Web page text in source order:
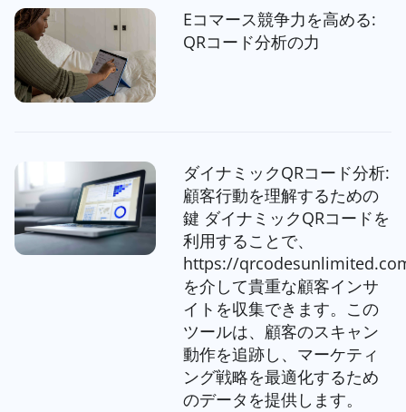
Eコマース競争力を高める:
QRコード分析の力
ダイナミックQRコード分析:
顧客行動を理解するための
鍵 ダイナミックQRコードを
利用することで、
https://
を介して貴重な顧客インサ
イトを収集できます。この
ツールは、顧客のスキャン
動作を追跡し、マーケティ
ング戦略を最適化するため
のデータを提供します。